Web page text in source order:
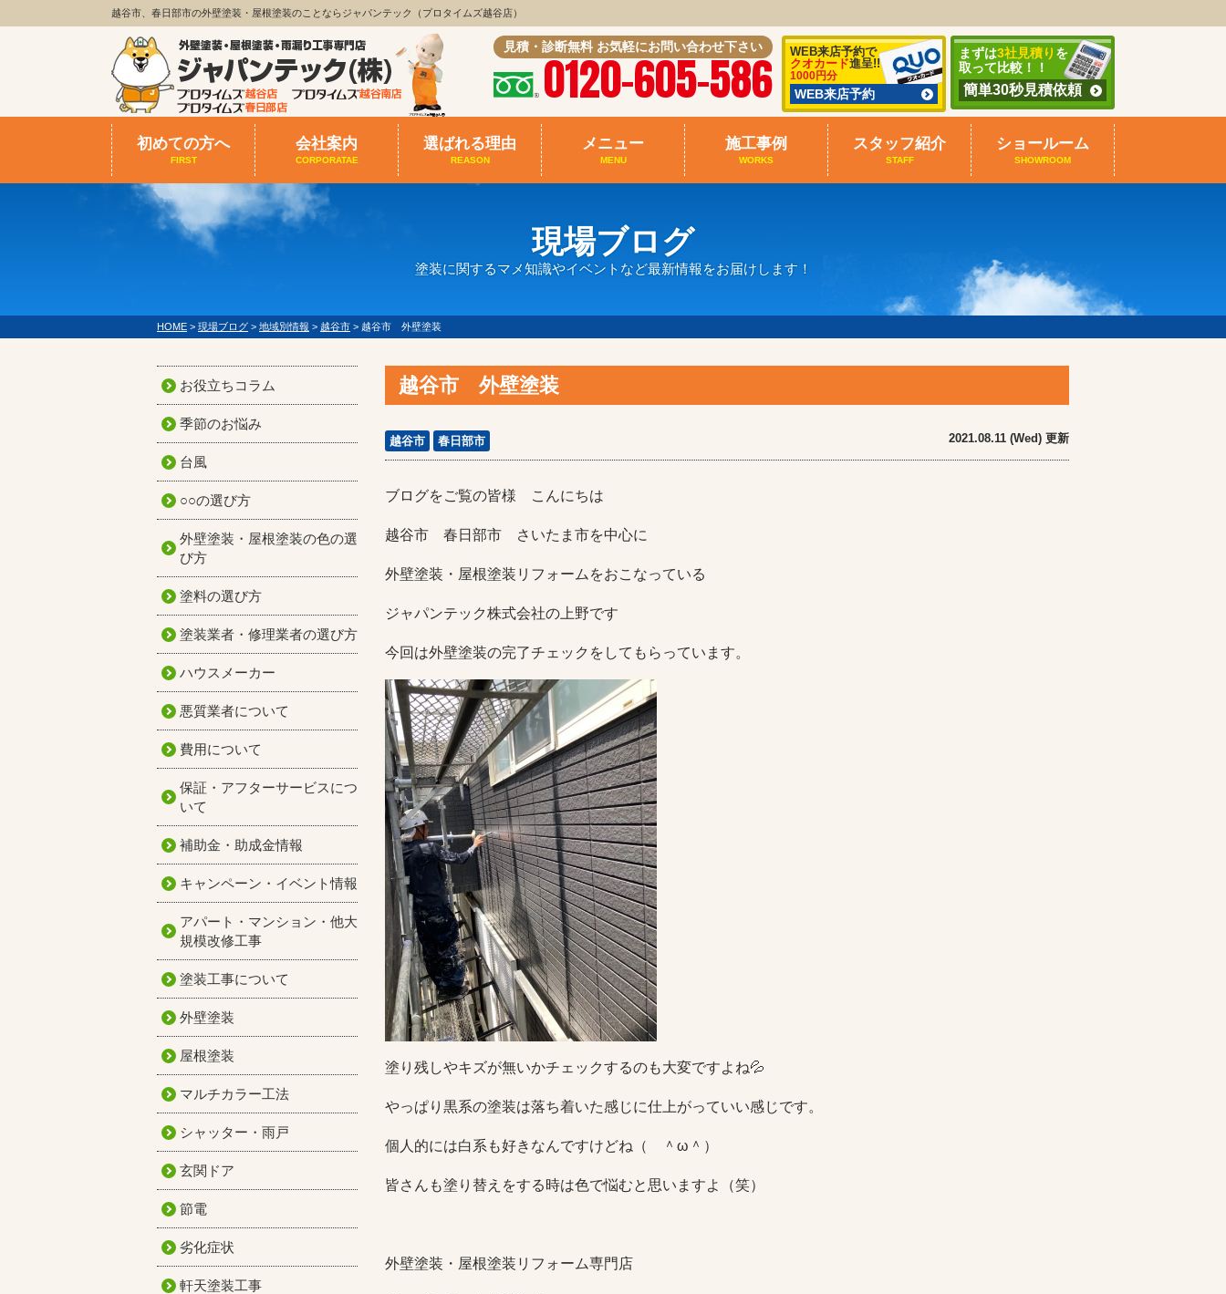
越谷市、春日部市の外壁塗装・屋根塗装のことならジャパンテック（プロタイムズ越谷店）
見積・診断無料 お気軽にお問い合わせ下さい
0120-605-586
WEB来店予約で
クオカード進呈!!
1000円分
WEB来店予約
まずは3社見積り を
取って比較！！
簡単30秒見積依頼
初めての方へ
FIRST
会社案内
CORPORATAE
選ばれる理由
REASON
メニュー
MENU
施工事例
WORKS
スタッフ紹介
STAFF
ショールーム
SHOWROOM
現場ブログ
塗装に関するマメ知識やイベントなど最新情報をお届けします！
HOME > 現場ブログ > 地域別情報 > 越谷市 > 越谷市 外壁塗装
越谷市 外壁塗装
越谷市 春日部市 2021.08.11 (Wed) 更新
ブログをご覧の皆様 こんにちは
越谷市 春日部市 さいたま市を中心に
外壁塗装・屋根塗装リフォームをおこなっている
ジャパンテック株式会社の上野です
今回は外壁塗装の完了チェックをしてもらっています。
塗り残しやキズが無いかチェックするのも大変ですよね💦
やっぱり黒系の塗装は落ち着いた感じに仕上がっていい感じです。
個人的には白系も好きなんですけどね（ ＾ω＾）
皆さんも塗り替えをする時は色で悩むと思いますよ（笑）
外壁塗装・屋根塗装リフォーム専門店
お役立ちコラム
季節のお悩み
台風
○○の選び方
外壁塗装・屋根塗装の色の選
び方
塗料の選び方
塗装業者・修理業者の選び方
ハウスメーカー
悪質業者について
費用について
保証・アフターサービスにつ
いて
補助金・助成金情報
キャンペーン・イベント情報
アパート・マンション・他大
規模改修工事
塗装工事について
外壁塗装
屋根塗装
マルチカラー工法
シャッター・雨戸
玄関ドア
節電
劣化症状
軒天塗装工事